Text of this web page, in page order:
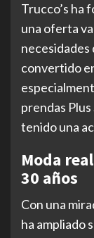
Trucco’s ha
una oferta
necesidades
convertido
prendas Plus
tenido una
Moda
30 años
Con una
ha ampliado